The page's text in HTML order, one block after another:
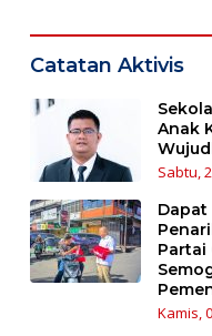
Catatan Aktivis
Anak
Sabtu,
Dapat
Partai
Kamis,